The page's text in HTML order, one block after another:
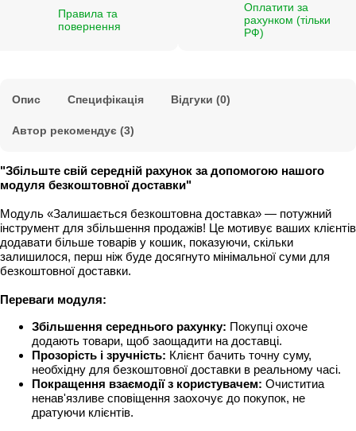
Правила та
повернення
Оплатити за
рахунком (тільки
РФ)
Опис Специфікація Відгуки (0)
Автор рекомендує (3)
"Збільште свій середній рахунок за допомогою нашого
модуля безкоштовної доставки"
Модуль «Залишається безкоштовна доставка» — потужний
інструмент для збільшення продажів! Це мотивує ваших клієнтів
додавати більше товарів у кошик, показуючи, скільки
залишилося, перш ніж буде досягнуто мінімальної суми для
безкоштовної доставки.
Переваги модуля:
Збільшення середнього рахунку: Покупці охоче
додають товари, щоб заощадити на доставці.
Прозорість і зручність: Клієнт бачить точну суму,
необхідну для безкоштовної доставки в реальному часі.
Покращення взаємодії з користувачем: Очиститиа
ненав'язливе сповіщення заохочує до покупок, не
дратуючи клієнтів.